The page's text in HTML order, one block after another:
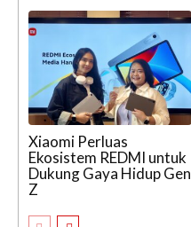
Xiaomi Perluas
Ekosistem REDMI untuk
Dukung Gaya Hidup Gen
Z